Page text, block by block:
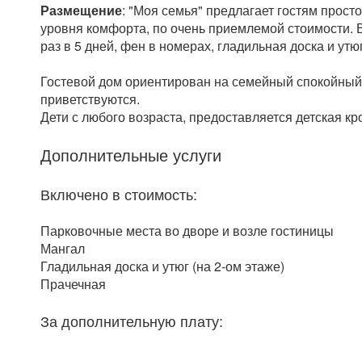
Размещение: "Моя семья" предлагает гостям
уровня комфорта, по очень приемлемой
раз в 5 дней, фен в номерах, гладильная доска и
Гостевой дом ориентирован на семейный
приветствуются.
Дети с любого возраста, предоставляется детская
Дополнительные услуги
Включено в стоимость:
Парковочные места во дворе и возле гостиницы
Мангал
Гладильная доска и утюг (на 2-ом этаже)
Прачечная
За дополнительную плату: